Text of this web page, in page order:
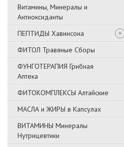
Витамины, Минералы и
Антиоксиданты
ПЕПТИДЫ Хавинсона
ФИТОЛ Травяные Сборы
ФУНГОТЕРАПИЯ Грибная
Аптека
ФИТОКОМПЛЕКСЫ Алтайские
МАСЛА и ЖИРЫ в Капсулах
ВИТАМИНЫ Минералы
Нутрицевтики